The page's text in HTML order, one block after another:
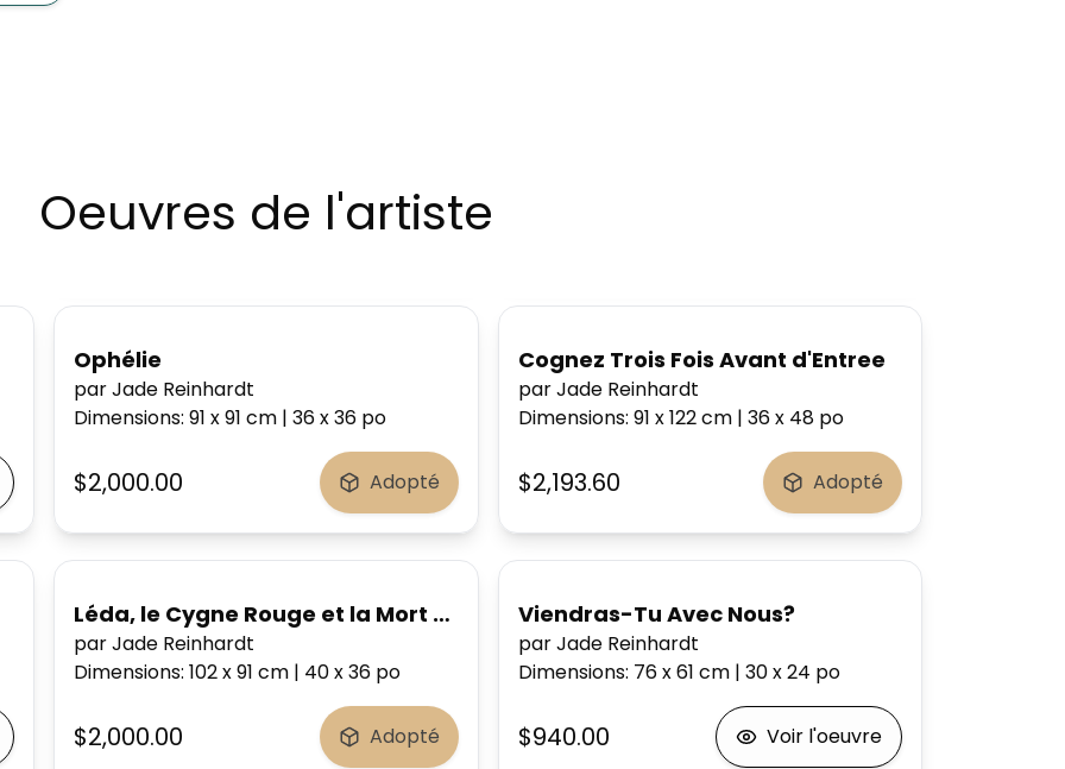
Oeuvres de l'artiste
Ophélie
par Jade Reinhardt
Dimensions:91 x 91cm |36 x 36 po
$2,000.00 Adopté
Léda, le Cygne Rouge et la Mort du Soleil
par Jade Reinhardt
Dimensions:102 x 91cm | 40 x 36 po
$2,000.00 Adopté
Cognez Trois Fois Avant d'Entree
par Jade Reinhardt
Dimensions: 91 x 122cm| 36 x 48 po
$2,193.60 Adopté
Viendras-Tu Avec Nous?
par Jade Reinhardt
Dimensions: 76 x 61 cm| 30 x 24 po
$940.00 Voir l'oeuvre